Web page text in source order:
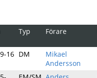
Typ Förare
16 DM
Mikael
Andersson